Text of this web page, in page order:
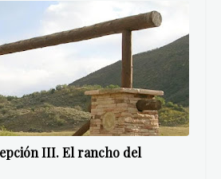
III. El rancho del